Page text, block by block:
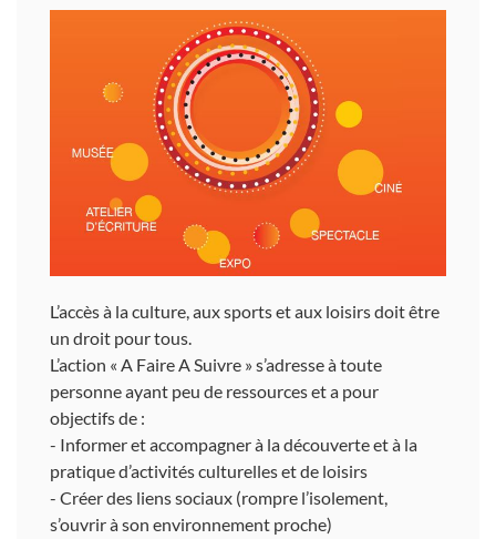
L’accès à la culture, aux sports et aux loisirs doit être
un droit pour tous.
L’action « A Faire A Suivre » s’adresse à toute
personne ayant peu de ressources et a pour
objectifs de :
- Informer et accompagner à la découverte et à la
pratique d’activités culturelles et de loisirs
- Créer des liens sociaux (rompre l’isolement,
s’ouvrir à son environnement proche)